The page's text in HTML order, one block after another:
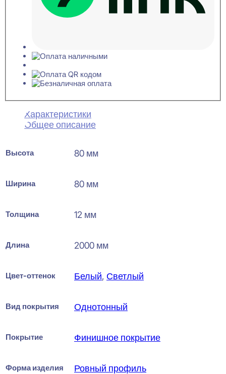
Характеристики
Общее описание
Высота 80 мм
Ширина 80 мм
Толщина 12 мм
Длина 2000 мм
Цвет-оттенок Белый, Светлый
Вид покрытия Однотонный
Покрытие Финишное покрытие
Форма изделия Ровный профиль